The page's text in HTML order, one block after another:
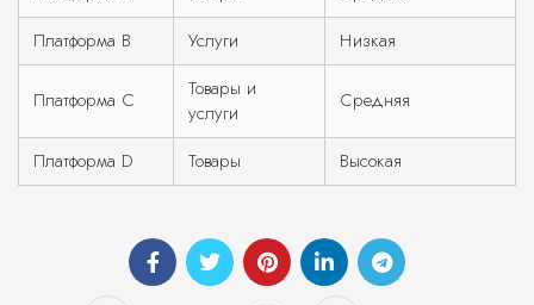
Платформа B
Услуги Низкая
Платформа C
Товары и
услуги
Средняя
Платформа D Товары Высокая